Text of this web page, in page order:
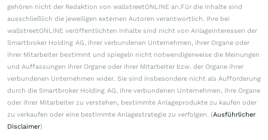
gehören nicht der Redaktion von wallstreetONLINE an.Für die Inhalte sind
ausschließlich die jeweiligen externen Autoren verantwortlich. Ihre bei
wallstreetONLINE veröffentlichten Inhalte sind nicht von Anlageinteressen der
Smartbroker Holding AG, ihrer verbundenen Unternehmen, ihrer Organe oder
ihrer Mitarbeiter bestimmt und spiegeln nicht notwendigerweise die Meinungen
und Auffassungen ihrer Organe oder ihrer Mitarbeiter bzw. der Organe ihrer
verbundenen Unternehmen wider. Sie sind insbesondere nicht als Aufforderung
durch die Smartbroker Holding AG, ihre verbundenen Unternehmen, ihre Organe
oder ihrer Mitarbeiter zu verstehen, bestimmte Anlageprodukte zu kaufen oder
zu verkaufen oder eine bestimmte Anlagestrategie zu verfolgen. (Ausführlicher
Disclaimer)